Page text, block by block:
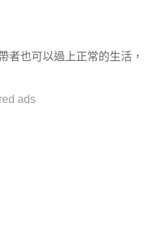
者也可以過上正常的生活，
ads